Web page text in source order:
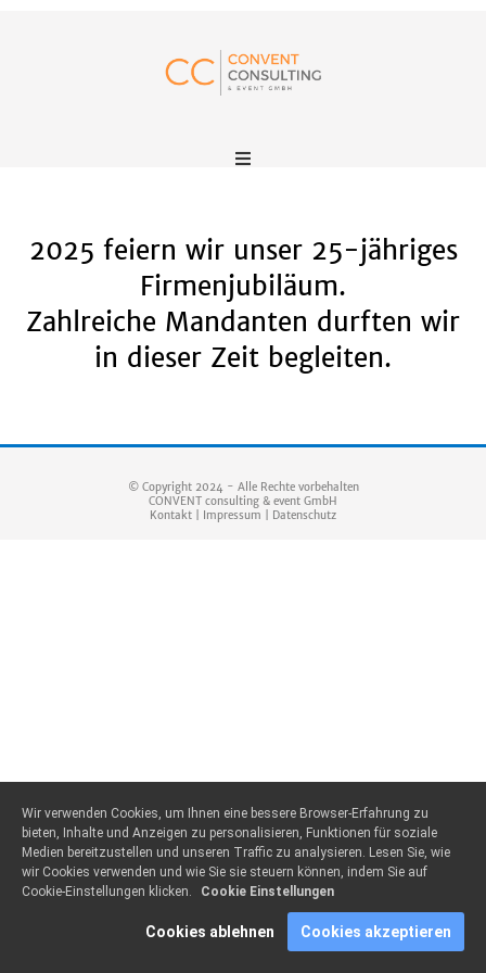
2025 feiern wir unser 25-jähriges
Firmenjubiläum.
Zahlreiche Mandanten durften wir
in dieser Zeit begleiten.
© Copyright 2024 - Alle Rechte vorbehalten
CONVENT consulting & event GmbH
Kontakt
Impressum Datenschutz
Wir verwenden Cookies, um Ihnen eine bessere Browser-Erfahrung zu
bieten, Inhalte und Anzeigen zu personalisieren, Funktionen für soziale
Medien bereitzustellen und unseren Traffic zu analysieren. Lesen Sie, wie
wir Cookies verwenden und wie Sie sie steuern können, indem Sie auf
Cookie-Einstellungen klicken.
Cookie Einstellungen
Cookies ablehnen Cookies akzeptieren